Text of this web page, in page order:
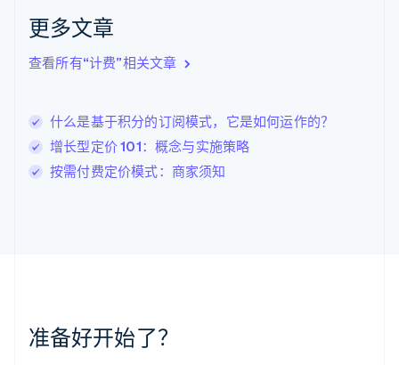
更多文章
查看所有“计费”相关文章
什么是基于积分的订阅模式，它是如何运作的？
增长型定价 101：概念与实施策略
按需付费定价模式：商家须知
准备好开始了？
English
English
卢森堡
罗马尼亚
English
挪威